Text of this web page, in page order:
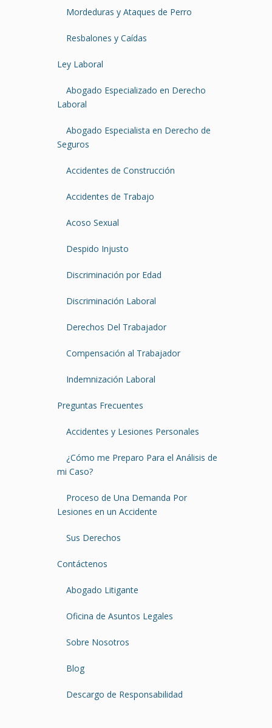
Mordeduras y Ataques de Perro
Resbalones y Caídas
Ley Laboral
Abogado Especializado en Derecho
Laboral
Abogado Especialista en Derecho de
Seguros
Accidentes de Construcción
Accidentes de Trabajo
Acoso Sexual
Despido Injusto
Discriminación por Edad
Discriminación Laboral
Derechos Del Trabajador
Compensación al Trabajador
Indemnización Laboral
Preguntas Frecuentes
Accidentes y Lesiones Personales
¿Cómo me Preparo Para el Análisis de
mi Caso?
Proceso de Una Demanda Por
Lesiones en un Accidente
Sus Derechos
Contáctenos
Abogado Litigante
Oficina de Asuntos Legales
Sobre Nosotros
Blog
Descargo de Responsabilidad